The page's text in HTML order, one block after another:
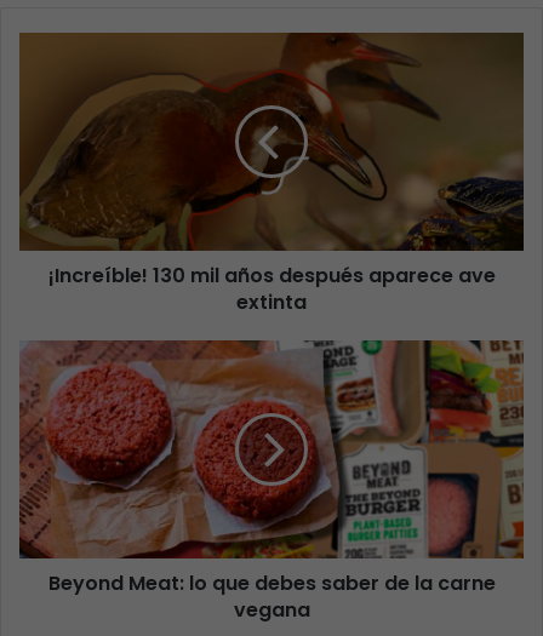
¡Increíble! 130 mil años después aparece ave
extinta
Beyond Meat: lo que debes saber de la carne
vegana